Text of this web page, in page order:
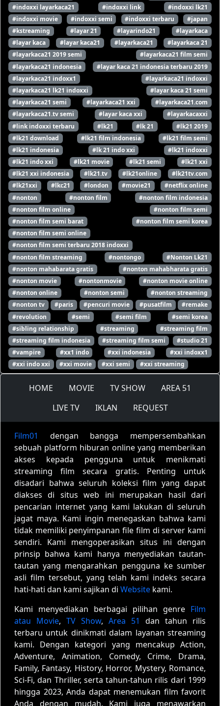
#indoxxi layarkaca21
#indoxxi link
#indoxxi lk21
#indoxxi movie
#indoxxi semi #indoxxi terbaru
#japan
#kstreaming
#layar 21 #layarindo21
#layarkaca
#layar kaca
#layar kaca21 #layarkaca21
#layarkaca 21
#layarkaca21 2019 semi
#layarkaca21 film semi
#layarkaca21 indonesia
#layar kaca 21 indonesia terbaru 2019
#layarkaca21 indoxx1
#layarkaca21 indoxxi
#layarkaca21 lk21 indoxxi
#layar kaca 21 semi
#layarkaca21 semi
#layarkaca21 xxi
#layarkaca21.com
#layarkaca21.tv semi
#layar kaca xxi
#layarkacaxxi
#link indoxxi terbaru
#lk21 #lk 21
#lk21 2019
#lk21 download
#lk21 film indonesia
#lk21 film semi
#lk21 indonesia
#lk 21 indo xxi
#lk21 indoxxi
#lk21 indo xxi
#lk21 movie #lk21 semi
#lk21 xxi
#lk21 xxi indonesia
#lk21.tv #lk21online
#lk21tv.com
#lk21xxi
#lkc21 #london #movie21
#netflix online
#nonton
#nonton film
#nonton film indonesia
#nonton film online
#nonton film semi
#nonton film semi barat
#nonton film semi korea
#nonton film semi online
#nonton film semi terbaru 2018 indoxxi
#nonton film streaming
#nontongo
#Nonton Lk21
#nonton mahabarata gratis
#nonton mahabharata gratis
#nonton movie
#nontonmovie
#nonton movie online
#nonton online
#nonton semi
#nonton streaming
#nonton tv
#paris #pencuri movie #pusatfilm
#remake
#revolution
#semi #semi film
#semi korea
#sibling relationship
#streaming
#streaming film
#streaming film indonesia
#streaming film semi
#studio 21
#vampire
#xx1 indo #xxi indonesia
#xxi indoxx1
#xxi indo xxi
#xxi movie #xxi semi #xxi streaming
HOME MOVIE TV SHOW
AREA 51
LIVE TV
IKLAN REQUEST
Film01
dengan bangga mempersembahkan
sebuah platform hiburan online yang memberikan
akses kepada pengguna untuk menikmati
streaming film secara gratis. Penting untuk
disadari bahwa seluruh koleksi film yang dapat
diakses di situs web ini merupakan hasil dari
pencarian internet yang kami lakukan di seluruh
jagat maya. Kami ingin menegaskan bahwa kami
tidak memiliki penyimpanan file film di server kami
sendiri. Kami mengoperasikan situs ini dengan
prinsip bahwa kami hanya menyediakan tautan-
tautan yang mengarahkan pengguna ke sumber
asli film tersebut, yang telah kami indeks secara
hati-hati dan kami sajikan di Website kami.
Kami menyediakan berbagai pilihan genre Film
atau Movie, TV Show, Area 51
dan tahun rilis
terbaru untuk dinikmati dalam layanan streaming
kami. Dengan kategori yang mencakup Action,
Adventure, Animation, Comedy, Crime, Drama,
Family, Fantasy, History, Horror, Mystery, Romance,
Sci-Fi, dan Thriller, serta tahun-tahun rilis dari 1999
hingga 2023, Anda dapat menemukan film favorit
Anda dengan mudah. Kami juga menawarkan